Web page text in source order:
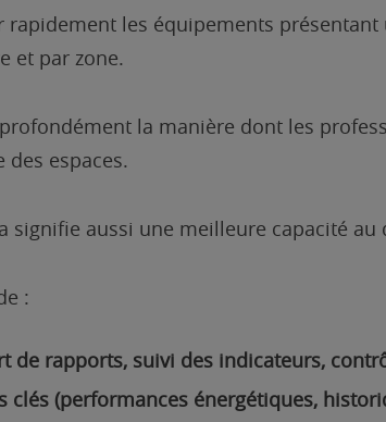
rapidement les équipements
et par zone.
la manière dont les
espaces.
signifie aussi une meilleure capacité
:
de rapports, suivi des indicateurs,
clés (performances énergétiques,